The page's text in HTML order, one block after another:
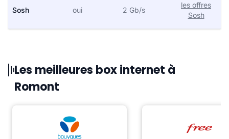
Sosh oui 2 Gb/s
les offres
Sosh
Les meilleures box internet à
Romont